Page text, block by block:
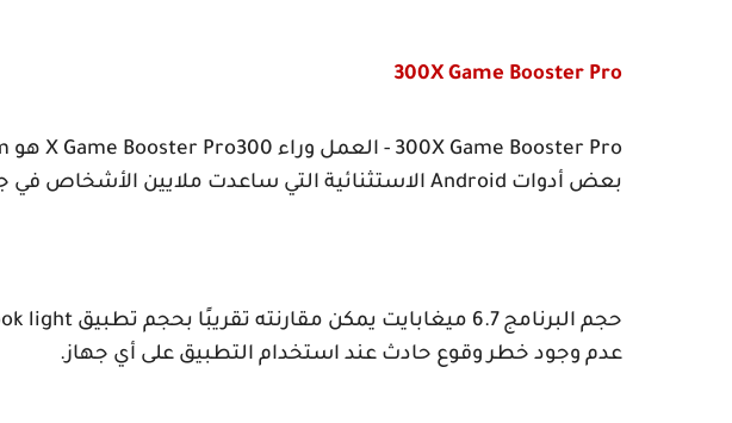
300X Game Booster Pro
300X Game Booster Pro - العمل وراء 300 X Game Booster Pro هو
بعض أدوات Android الاستثنائية التي ساعدت ملايين الأشخاص في
حجم البرنامج 6.7 ميغابايت يمكن مقارنته تقريبًا بحجم تطبيق light
عدم وجود خطر وقوع حادث عند استخدام التطبيق على أي جهاز.